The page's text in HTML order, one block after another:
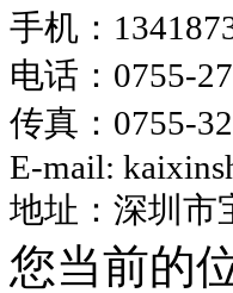
手机：
电话： 0755-
传真： 0755-
E-mail:
地址：深圳市
您当前的